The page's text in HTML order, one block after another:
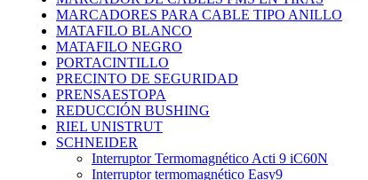
MARCADORES PARA CABLE TIPO ANILLO
MATAFILO BLANCO
MATAFILO NEGRO
PORTACINTILLO
PRECINTO DE SEGURIDAD
PRENSAESTOPA
REDUCCIÓN BUSHING
RIEL UNISTRUT
SCHNEIDER
Interruptor Termomagnético Acti 9 iC60N
Interruptor termomagnético Easy9